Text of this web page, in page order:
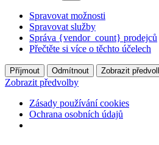
Spravovat možnosti
Spravovat služby
Správa {vendor_count} prodejců
Přečtěte si více o těchto účelech
Příjmout Odmítnout Zobrazit
Zobrazit předvolby
Zásady používání cookies
Ochrana osobních údajů